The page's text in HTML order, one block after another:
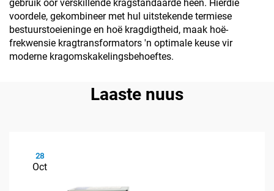
gebruik oor verskillende kragstandaarde heen. Hierdie
voordele, gekombineer met hul uitstekende termiese
bestuurstoeieninge en hoë kragdigtheid, maak hoë-
frekwensie kragtransformators 'n optimale keuse vir
moderne kragomskakelingsbehoeftes.
Laaste nuus
28
Oct